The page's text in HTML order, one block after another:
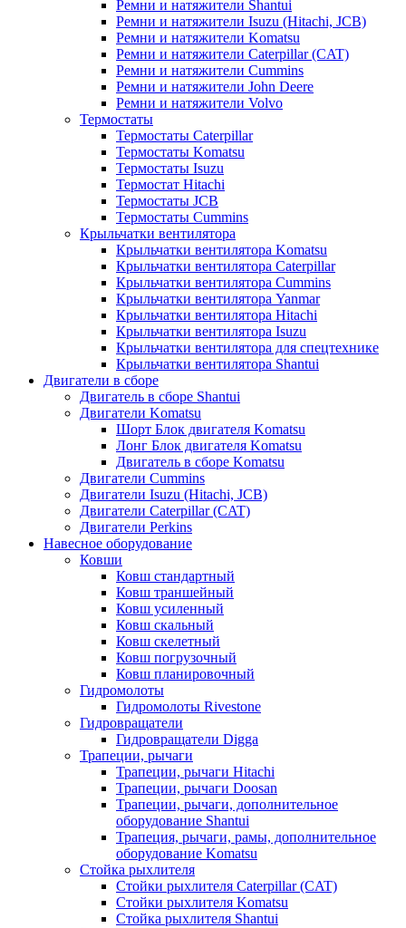
Ремни и натяжители Shantui
Ремни и натяжители Isuzu (Hitachi, JCB)
Ремни и натяжители Komatsu
Ремни и натяжители Caterpillar (CAT)
Ремни и натяжители Cummins
Ремни и натяжители John Deere
Ремни и натяжители Volvo
Термостаты
Термостаты Caterpillar
Термостаты Komatsu
Термостаты Isuzu
Термостат Hitachi
Термостаты JCB
Термостаты Cummins
Крыльчатки вентилятора
Крыльчатки вентилятора Komatsu
Крыльчатки вентилятора Caterpillar
Крыльчатки вентилятора Cummins
Крыльчатки вентилятора Yanmar
Крыльчатки вентилятора Hitachi
Крыльчатки вентилятора Isuzu
Крыльчатки вентилятора для спецтехнике
Крыльчатки вентилятора Shantui
Двигатели в сборе
Двигатель в сборе Shantui
Двигатели Komatsu
Шорт Блок двигателя Komatsu
Лонг Блок двигателя Komatsu
Двигатель в сборе Komatsu
Двигатели Cummins
Двигатели Isuzu (Hitachi, JCB)
Двигатели Caterpillar (CAT)
Двигатели Perkins
Навесное оборудование
Ковши
Ковш стандартный
Ковш траншейный
Ковш усиленный
Ковш скальный
Ковш скелетный
Ковш погрузочный
Ковш планировочный
Гидромолоты
Гидромолоты Rivestone
Гидровращатели
Гидровращатели Digga
Трапеции, рычаги
Трапеции, рычаги Hitachi
Трапеции, рычаги Doosan
Трапеции, рычаги, дополнительное
оборудование Shantui
Трапеция, рычаги, рамы, дополнительное
оборудование Komatsu
Стойка рыхлителя
Стойки рыхлителя Caterpillar (CAT)
Стойки рыхлителя Komatsu
Стойка рыхлителя Shantui